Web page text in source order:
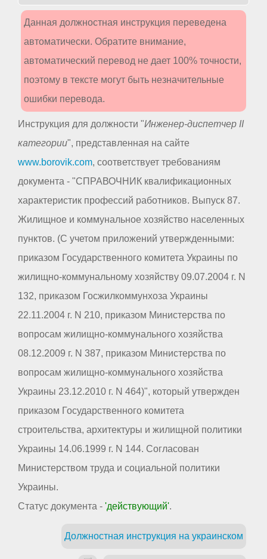
Данная должностная инструкция переведена
автоматически. Обратите внимание,
автоматический перевод не дает 100% точности,
поэтому в тексте могут быть незначительные
ошибки перевода.
Инструкция для должности "Инженер-диспетчер II
категории", представленная на сайте
www.borovik.com, соответствует требованиям
документа - "СПРАВОЧНИК квалификационных
характеристик профессий работников. Выпуск 87.
Жилищное и коммунальное хозяйство населенных
пунктов. (С учетом приложений утвержденными:
приказом Государственного комитета Украины по
жилищно-коммунальному хозяйству 09.07.2004 г. N
132, приказом Госжилкоммунхоза Украины
22.11.2004 г. N 210, приказом Министерства по
вопросам жилищно-коммунального хозяйства
08.12.2009 г. N 387, приказом Министерства по
вопросам жилищно-коммунального хозяйства
Украины 23.12.2010 г. N 464)", который утвержден
приказом Государственного комитета
строительства, архитектуры и жилищной политики
Украины 14.06.1999 г. N 144. Согласован
Министерством труда и социальной политики
Украины.
Статус документа - 'действующий'.
Должностная инструкция на украинском